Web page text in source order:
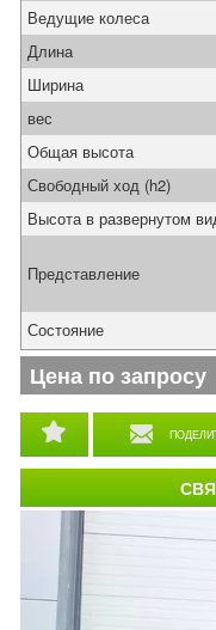
Ведущие колеса
Длина
Ширина
вес
Общая высота
Свободный ход (h2)
Высота в развернутом
Представление
Состояние
Цена по запросу